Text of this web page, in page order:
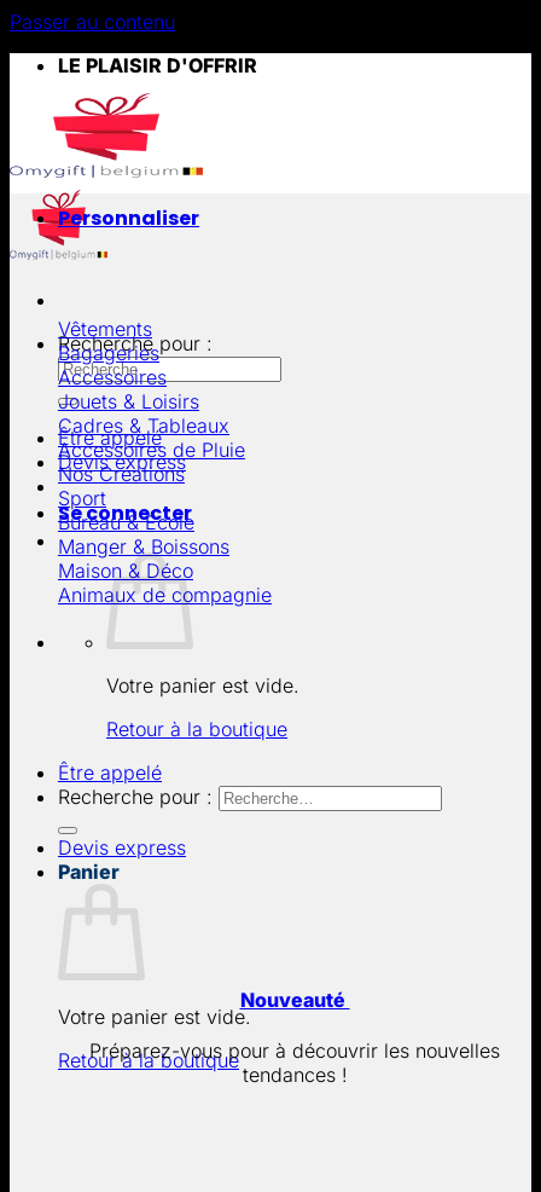
Passer au contenu
LE PLAISIR D'OFFRIR
Recherche pour :
Être appelé
Devis express
Se connecter
Votre panier est vide.
Retour à la boutique
Être appelé
Recherche pour :
Devis express
Panier
Votre panier est vide.
Retour à la boutique
Personnaliser
Vêtements
Bagageries
Accessoires
Jouets & Loisirs
Cadres & Tableaux
Accessoires de Pluie
Nos Créations
Sport
Bureau & École
Manger & Boissons
Maison & Déco
Animaux de compagnie
Nouveauté
Préparez-vous pour à découvrir les nouvelles
tendances !